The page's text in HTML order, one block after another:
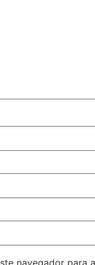
navegador para